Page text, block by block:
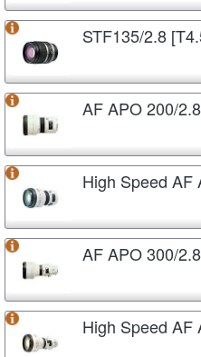
STF135/2.8
AF APO 200/2.8
High Speed AF
AF APO 300/2.8
High Speed AF